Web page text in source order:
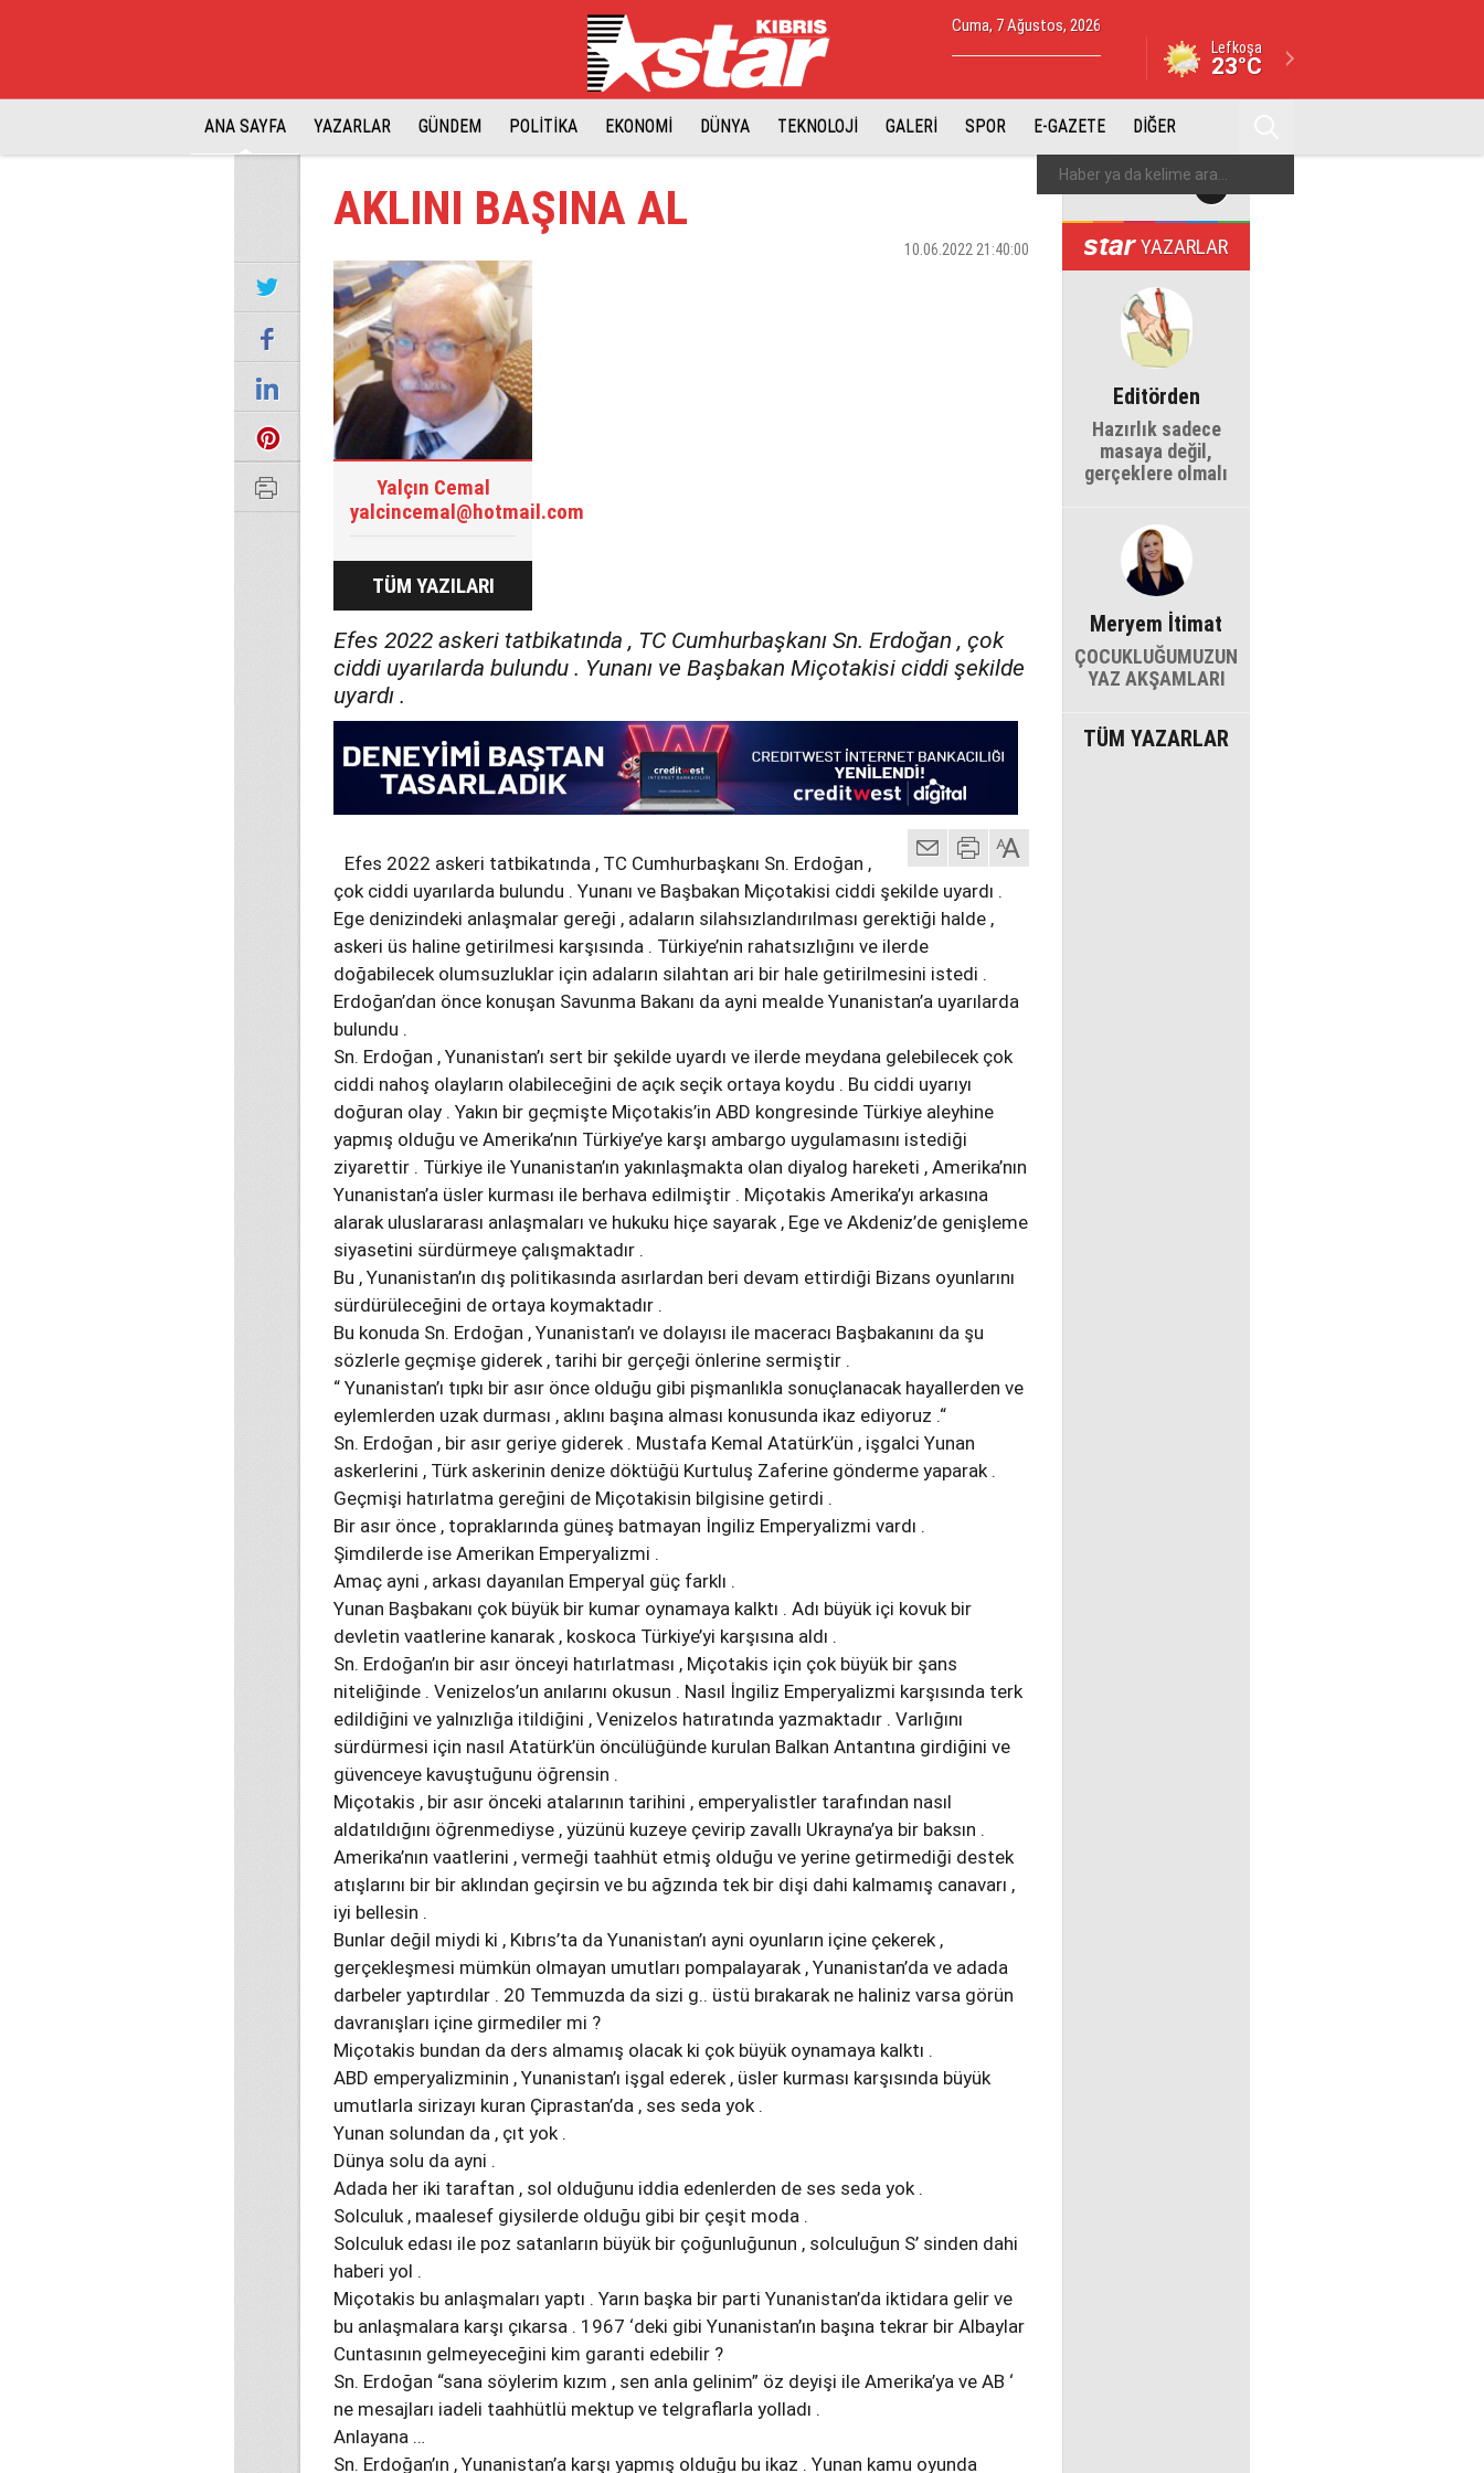
Cuma, 7 Ağustos, 2026
Lefkoşa
23°C
ANA SAYFA YAZARLAR GÜNDEM POLİTİKA EKONOMİ DÜNYA TEKNOLOJİ GALERİ SPOR E-GAZETE DİĞER
AKLINI BAŞINA AL
10.06.2022 21:40:00
Yalçın Cemal
yalcincemal@hotmail.com
TÜM YAZILARI
Efes 2022 askeri tatbikatında , TC Cumhurbaşkanı Sn. Erdoğan , çok
ciddi uyarılarda bulundu . Yunanı ve Başbakan Miçotakisi ciddi şekilde
uyardı .
Efes 2022 askeri tatbikatında , TC Cumhurbaşkanı Sn. Erdoğan ,
çok ciddi uyarılarda bulundu . Yunanı ve Başbakan Miçotakisi ciddi şekilde uyardı .
Ege denizindeki anlaşmalar gereği , adaların silahsızlandırılması gerektiği halde ,
askeri üs haline getirilmesi karşısında . Türkiye’nin rahatsızlığını ve ilerde
doğabilecek olumsuzluklar için adaların silahtan ari bir hale getirilmesini istedi .
Erdoğan’dan önce konuşan Savunma Bakanı da ayni mealde Yunanistan’a uyarılarda
bulundu .
Sn. Erdoğan , Yunanistan’ı sert bir şekilde uyardı ve ilerde meydana gelebilecek çok
ciddi nahoş olayların olabileceğini de açık seçik ortaya koydu . Bu ciddi uyarıyı
doğuran olay . Yakın bir geçmişte Miçotakis’in ABD kongresinde Türkiye aleyhine
yapmış olduğu ve Amerika’nın Türkiye’ye karşı ambargo uygulamasını istediği
ziyarettir . Türkiye ile Yunanistan’ın yakınlaşmakta olan diyalog hareketi , Amerika’nın
Yunanistan’a üsler kurması ile berhava edilmiştir . Miçotakis Amerika’yı arkasına
alarak uluslararası anlaşmaları ve hukuku hiçe sayarak , Ege ve Akdeniz’de genişleme
siyasetini sürdürmeye çalışmaktadır .
Bu , Yunanistan’ın dış politikasında asırlardan beri devam ettirdiği Bizans oyunlarını
sürdürüleceğini de ortaya koymaktadır .
Bu konuda Sn. Erdoğan , Yunanistan’ı ve dolayısı ile maceracı Başbakanını da şu
sözlerle geçmişe giderek , tarihi bir gerçeği önlerine sermiştir .
“ Yunanistan’ı tıpkı bir asır önce olduğu gibi pişmanlıkla sonuçlanacak hayallerden ve
eylemlerden uzak durması , aklını başına alması konusunda ikaz ediyoruz .“
Sn. Erdoğan , bir asır geriye giderek . Mustafa Kemal Atatürk’ün , işgalci Yunan
askerlerini , Türk askerinin denize döktüğü Kurtuluş Zaferine gönderme yaparak .
Geçmişi hatırlatma gereğini de Miçotakisin bilgisine getirdi .
Bir asır önce , topraklarında güneş batmayan İngiliz Emperyalizmi vardı .
Şimdilerde ise Amerikan Emperyalizmi .
Amaç ayni , arkası dayanılan Emperyal güç farklı .
Yunan Başbakanı çok büyük bir kumar oynamaya kalktı . Adı büyük içi kovuk bir
devletin vaatlerine kanarak , koskoca Türkiye’yi karşısına aldı .
Sn. Erdoğan’ın bir asır önceyi hatırlatması , Miçotakis için çok büyük bir şans
niteliğinde . Venizelos’un anılarını okusun . Nasıl İngiliz Emperyalizmi karşısında terk
edildiğini ve yalnızlığa itildiğini , Venizelos hatıratında yazmaktadır . Varlığını
sürdürmesi için nasıl Atatürk’ün öncülüğünde kurulan Balkan Antantına girdiğini ve
güvenceye kavuştuğunu öğrensin .
Miçotakis , bir asır önceki atalarının tarihini , emperyalistler tarafından nasıl
aldatıldığını öğrenmediyse , yüzünü kuzeye çevirip zavallı Ukrayna’ya bir baksın .
Amerika’nın vaatlerini , vermeği taahhüt etmiş olduğu ve yerine getirmediği destek
atışlarını bir bir aklından geçirsin ve bu ağzında tek bir dişi dahi kalmamış canavarı ,
iyi bellesin .
Bunlar değil miydi ki , Kıbrıs’ta da Yunanistan’ı ayni oyunların içine çekerek ,
gerçekleşmesi mümkün olmayan umutları pompalayarak , Yunanistan’da ve adada
darbeler yaptırdılar . 20 Temmuzda da sizi g.. üstü bırakarak ne haliniz varsa görün
davranışları içine girmediler mi ?
Miçotakis bundan da ders almamış olacak ki çok büyük oynamaya kalktı .
ABD emperyalizminin , Yunanistan’ı işgal ederek , üsler kurması karşısında büyük
umutlarla sirizayı kuran Çiprastan’da , ses seda yok .
Yunan solundan da , çıt yok .
Dünya solu da ayni .
Adada her iki taraftan , sol olduğunu iddia edenlerden de ses seda yok .
Solculuk , maalesef giysilerde olduğu gibi bir çeşit moda .
Solculuk edası ile poz satanların büyük bir çoğunluğunun , solculuğun S’ sinden dahi
haberi yol .
Miçotakis bu anlaşmaları yaptı . Yarın başka bir parti Yunanistan’da iktidara gelir ve
bu anlaşmalara karşı çıkarsa . 1967 ‘deki gibi Yunanistan’ın başına tekrar bir Albaylar
Cuntasının gelmeyeceğini kim garanti edebilir ?
Sn. Erdoğan “sana söylerim kızım , sen anla gelinim” öz deyişi ile Amerika’ya ve AB ‘
ne mesajları iadeli taahhütlü mektup ve telgraflarla yolladı .
Anlayana …
Sn. Erdoğan’ın , Yunanistan’a karşı yapmış olduğu bu ikaz . Yunan kamu oyunda
YAZARLAR
Editörden
Hazırlık sadece
masaya değil,
gerçeklere olmalı
Meryem İtimat
ÇOCUKLUĞUMUZUN
YAZ AKŞAMLARI
TÜM YAZARLAR